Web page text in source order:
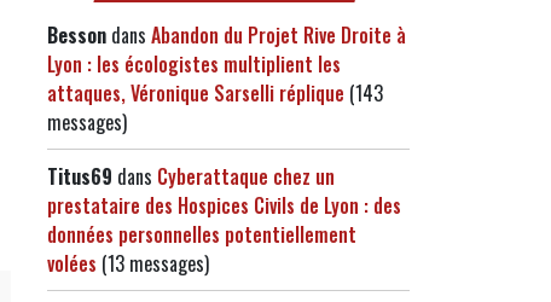
Besson dans Abandon du Projet Rive Droite à
Lyon : les écologistes multiplient les
attaques, Véronique Sarselli réplique (143
messages)
Titus69 dans Cyberattaque chez un
prestataire des Hospices Civils de Lyon : des
données personnelles potentiellement
volées (13 messages)